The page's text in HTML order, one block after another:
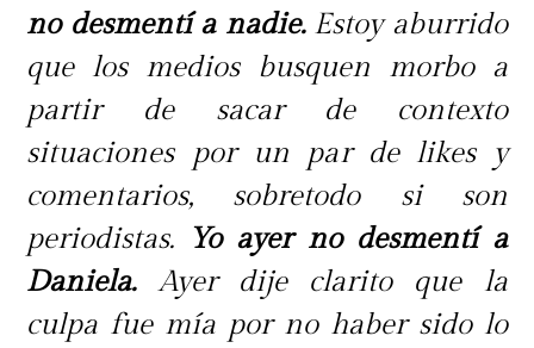
no desmentí a nadie.Estoy aburrido
que los medios busquen morbo a
partir de sacar de contexto
situaciones por un par de likes y
comentarios, sobretodo si son
periodistas. Yo ayer no desmentí a
Daniela.Ayer dije clarito que la
culpa fue mía por no haber sido lo